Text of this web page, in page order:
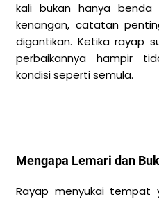
kali bukan hanya
kenangan, catatan
digantikan. Ketika rayap
perbaikannya hampir
kondisi seperti semula.
Mengapa Lemari dan
Rayap menyukai tempat